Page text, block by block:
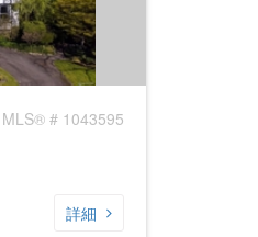
MLS® # 1043595
詳細